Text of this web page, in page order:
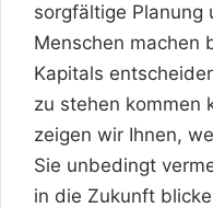
sorgfältige Planung
Menschen machen
Kapitals
zu stehen kommen
zeigen wir Ihnen,
Sie unbedingt
in die Zukunft